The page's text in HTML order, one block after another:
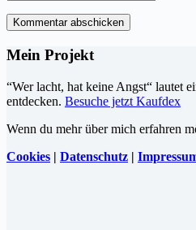
Kommentar abschicken
Mein Projekt
“Wer lacht, hat keine Angst“ lautet
entdecken. Besuche jetzt Kaufdex
Wenn du mehr über mich erfahren
Cookies | Datenschutz |